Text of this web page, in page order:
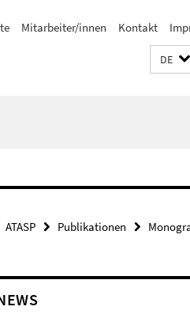
Mitarbeiter/innen Kontakt
DE
ATASP Publikationen